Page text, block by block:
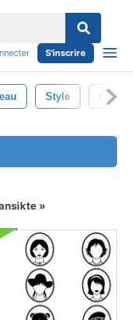
S'inscrire
Style